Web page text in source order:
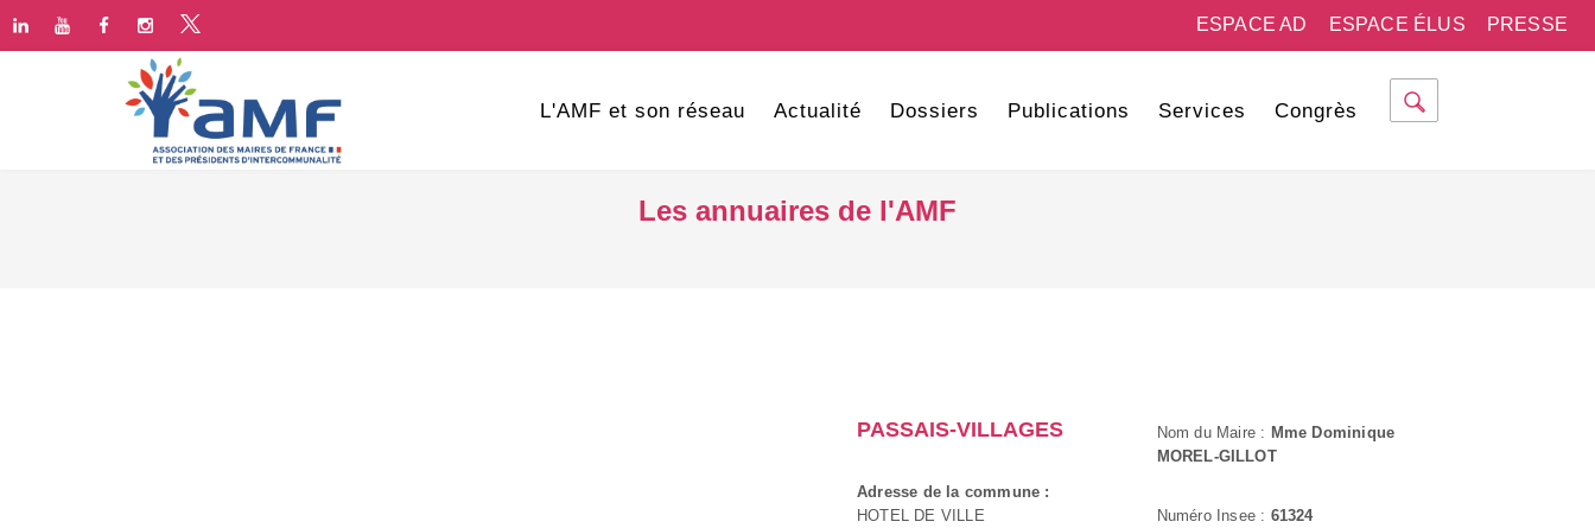
PRESSE
ESPACE ÉLUS
ESPACE AD
L'AMF et son réseau Actualité Dossiers Publications Services Congrès
Les annuaires de l'AMF
PASSAIS-VILLAGES
Adresse de la commune :
HOTEL DE VILLE
Nom du Maire : Mme Dominique
MOREL-GILLOT
Numéro Insee : 61324